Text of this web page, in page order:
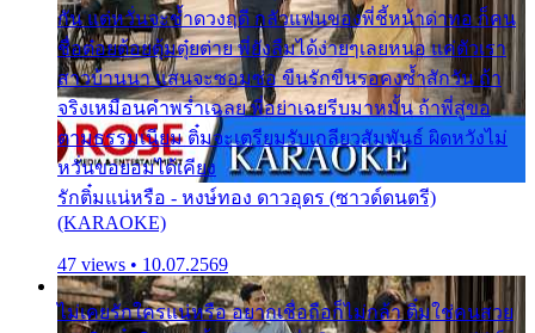
กัน แต่หวั่นจะช้ำดวงฤดี กลัวแฟนของพี่ชี้หน้าด่าทอ ก็คน
ชื่อต๋อยต้อยตุ้มตุ๋ยต่าย พี่ยังลืมได้ง่ายๆเลยหนอ แค่ตัวเรา
สาวบ้านนา แสนจะซอมซ่อ ขืนรักขืนรอคงช้ำสักวัน ถ้า
จริงเหมือนคำพร่ำเฉลย พี่อย่าเฉยรีบมาหมั้น ถ้าพี่สู่ขอ
ตามธรรมเนียม ติ๋มจะเตรียมรับเกลียวสัมพันธ์ ผิดหวังไม่
หวั่นขอยอมได้เคียง
รักติ๋มแน่หรือ - หงษ์ทอง ดาวอุดร (ซาวด์ดนตรี)
(KARAOKE)
47 views • 10.07.2569
ไม่เคยรักใครแน่หรือ อยากเชื่อถือก็ไม่กล้า ติ๋มใช่คนสวย